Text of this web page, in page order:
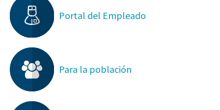
Portal del Empleado
Para la población